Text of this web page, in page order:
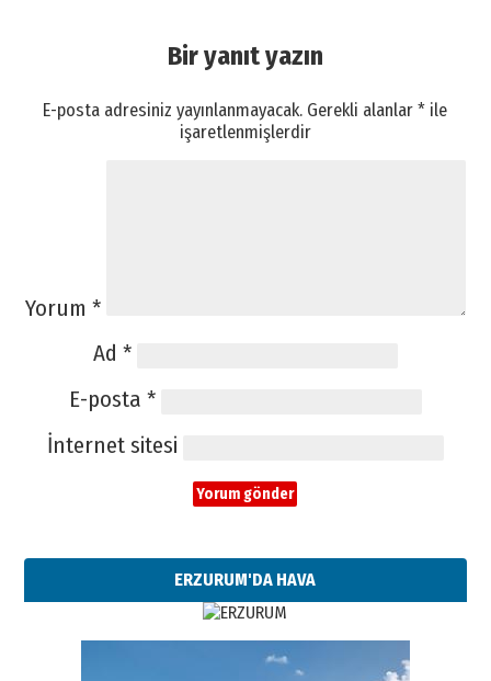
Bir yanıt yazın
E-posta adresiniz yayınlanmayacak. Gerekli alanlar* ile
işaretlenmişlerdir
Yorum *
Ad *
E-posta *
İnternet sitesi
ERZURUM'DA HAVA